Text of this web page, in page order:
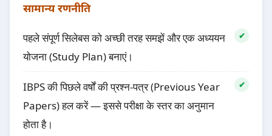
सामान्य रणनीति
पहले संपूर्ण सिलेबस को अच्छी तरह समझें और एक अध्ययन
योजना (Study Plan) बनाएं।
IBPS की पिछले वर्षों की प्रश्न-पत्र (Previous Year
Papers) हल करें — इससे परीक्षा के स्तर का अनुमान
होता है।